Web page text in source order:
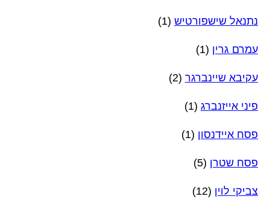
נתנאל שישפורטיש (1)
עמרם גרין (1)
עקיבא שיינברגר (2)
פיני אייזנברג (1)
פסח איידנסון (1)
פסח שטרן (5)
צביקי לוין (12)